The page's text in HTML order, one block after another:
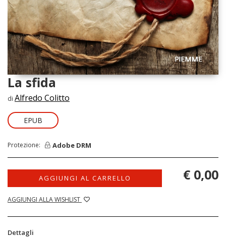
La sfida
di Alfredo Colitto
EPUB
Protezione: Adobe DRM
AGGIUNGI AL CARRELLO
AGGIUNGI ALLA WISHLIST
€ 0,00
Dettagli